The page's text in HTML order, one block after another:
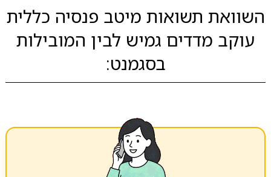
השוואת תשואות מיטב פנסיה כללית
עוקב מדדים גמיש לבין המובילות
בסגמנט: